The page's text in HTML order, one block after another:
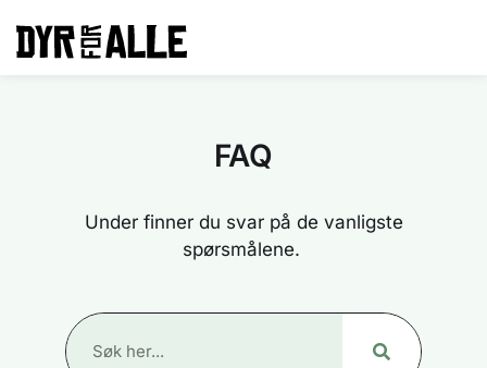
FAQ
Under finner du svar på de vanligste
spørsmålene.